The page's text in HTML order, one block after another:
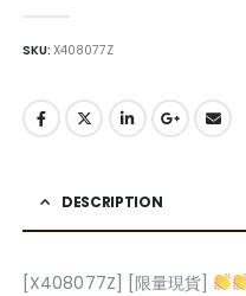
SKU:X408077Z
DESCRIPTION
[X408077Z] [限量現貨]